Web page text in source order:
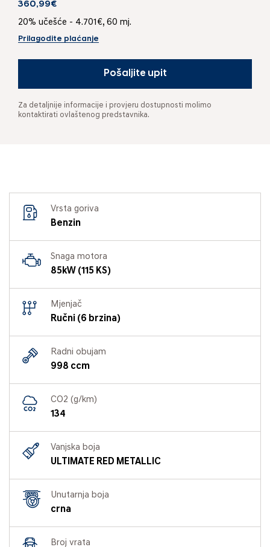
360,99€
20% učešće - 4.701€, 60 mj.
Prilagodite plaćanje
Pošaljite upit
Za detaljnije informacije i provjeru dostupnosti molimo
kontaktirati ovlaštenog predstavnika.
Vrsta goriva
Benzin
Snaga motora
85kW (115 KS)
Mjenjač
Ručni (6 brzina)
Radni obujam
998 ccm
CO2 (g/km)
134
Vanjska boja
ULTIMATE RED METALLIC
Unutarnja boja
crna
Broj vrata